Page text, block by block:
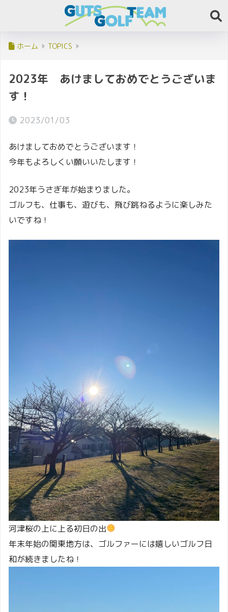
ホーム TOPICS
2023年 あけましておめでとうございま
す！
2023/01/03
あけましておめでとうございます！
今年もよろしくい願いいたします！
2023年うさぎ年が始まりました。
ゴルフも、仕事も、遊びも、飛び跳ねるように楽しみた
いですね！
河津桜の上に上る初日の出
年末年始の関東地方は、ゴルファーには嬉しいゴルフ日
和が続きましたね！